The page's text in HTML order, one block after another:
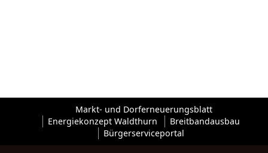
Markt- und Dorferneuerungsblatt
Energiekonzept Waldthurn
Breitbandausbau
Bürgerserviceportal